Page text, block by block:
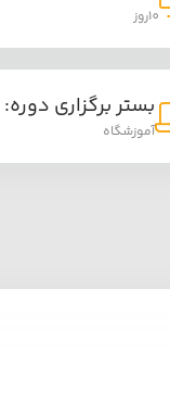
10روز
بستر برگزاری دوره:
آموزشگاه